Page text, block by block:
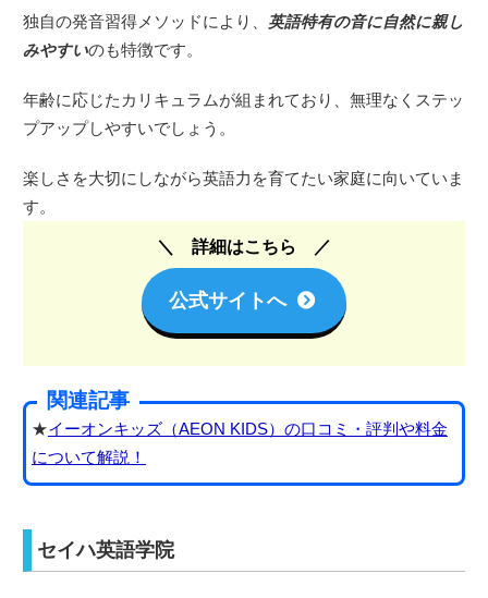
独自の発音習得メソッドにより、 英語特有の音に自然に親し
みやすいのも特徴です。
年齢に応じたカリキュラムが組まれており、無理なくステッ
プアップしやすいでしょう。
楽しさを大切にしながら英語力を育てたい家庭に向いていま
す。
詳細はこちら
公式サイトへ
関連記事
★イーオンキッズ（AEON KIDS）の口コミ・評判や料金
について解説！
セイハ英語学院